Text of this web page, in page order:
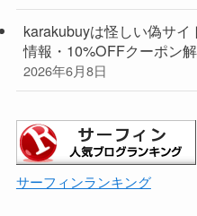
karakubuyは怪しい偽サ
情報・10%OFFクーポン
2026年6月8日
サーフィンランキング